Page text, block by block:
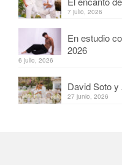
7 julio, 2026
En estudio
2026
6 julio, 2026
David Soto
27 junio, 2026